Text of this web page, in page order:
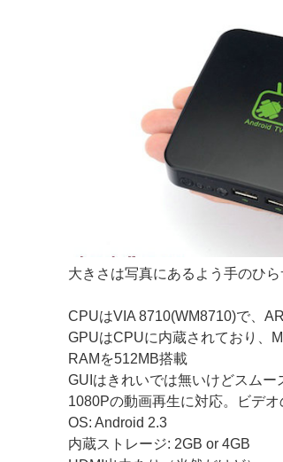
大きさは写真にあるよう手のひら
CPUはVIA 8710(WM8710)で、
GPUはCPUに内蔵されており、
RAMを512MB搭載
GUIはきれいでは無いけどスムー
1080Pの動画再生に対応。ビデオ
OS: Android 2.3
内蔵ストレージ: 2GB or 4GB